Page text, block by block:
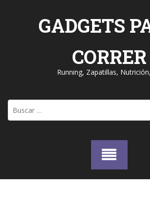
GADGETS
CORRER
Running, Zapatillas,